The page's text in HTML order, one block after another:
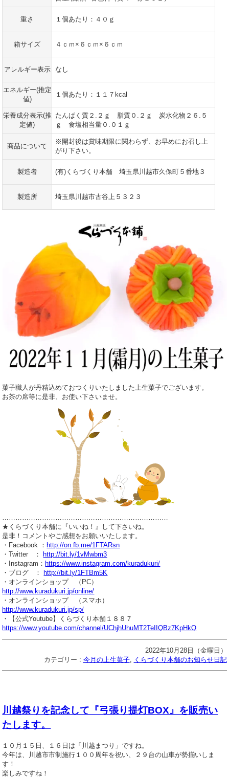
重さ １個あたり：４０ｇ
箱サイズ ４ｃｍ×６ｃｍ×６ｃｍ
アレルギー表示 なし
エネルギー(推定
値)
１個あたり：１１７kcal
栄養成分表示(推
定値)
たんぱく質２.２ｇ 脂質０.２ｇ 炭水化物２６.５
ｇ 食塩相当量０.０１ｇ
商品について
※開封後は賞味期限に関わらず、お早めにお召し上
がり下さい。
製造者 (有)くらづくり本舗 埼玉県川越市久保町５番地３
製造所 埼玉県川越市古谷上５３２３
菓子職人が丹精込めておつくりいたしました上生菓子でございます。
お茶の席等に是非、お使い下さいませ。
★くらづくり本舗に『いいね！』して下さいね。
是非！コメントやご感想をお願いいたします。
・Facebook ： http://on.fb.me/1FTARsn
・Twitter ：
http://bit.ly/1vMwbm3
・Instagram： https://www.instagram.com/kuradukuri/
・ブログ ：
http://bit.ly/1FTBm5K
・オンラインショップ （PC）
http://www.kuradukuri.jp/online/
・オンラインショップ （スマホ）
http://www.kuradukuri.jp/sp/
・【公式Youtube】くらづくり本舗１８８７
https://www.youtube.com/channel/UChjhUhuMT2TeIIQBz7KpHkQ
2022年10月28日（金曜日）
カテゴリー : 今月の上生菓子, くらづくり本舗のお知らせ日記
川越祭りを記念して『弓張り提灯BOX』を販売い
たします。
１０月１５日、１６日は「川越まつり」ですね。
今年は、川越市市制施行１００周年を祝い、２９台の山車が勢揃いしま
す！
楽しみですね！